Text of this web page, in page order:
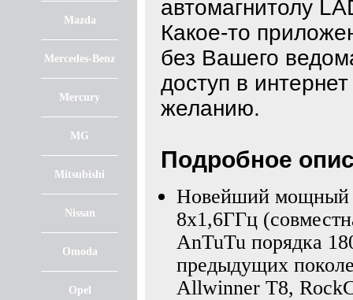
Mazda
Mercedes-Benz
Mercury
MG
Mitsubishi
Nissan
Omoda
Opel
автомагнитолу
Какое-то
без Вашего
доступ в
желанию.
Подробное
Новейший мощный
8х1,6ГГц
AnTuTu порядка
предыдущих
Allwinner T8,